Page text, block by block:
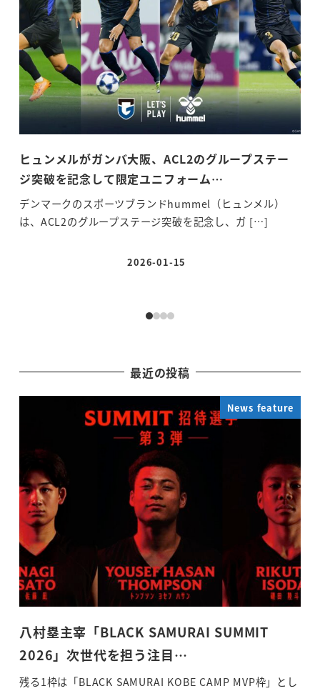
ヒュンメルがガンバ大阪、ACL2のグループステー
ジ突破を記念して限定ユニフォーム…
デンマークのスポーツブランドhummel（ヒュンメル）
は、ACL2のグループステージ突破を記念し、ガ […]
投稿日
2026-01-15
最近の投稿
News feature
八村塁主宰「BLACK SAMURAI SUMMIT
2026」次世代を担う注目…
残る1枠は「BLACK SAMURAI KOBE CAMP MVP枠」とし